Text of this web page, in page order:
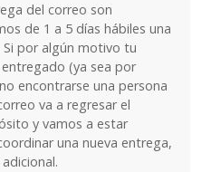
del correo son
de 1 a 5 días hábiles una
por algún motivo tu
(ya sea por
encontrarse una persona
va a regresar el
y vamos a estar
una nueva entrega,